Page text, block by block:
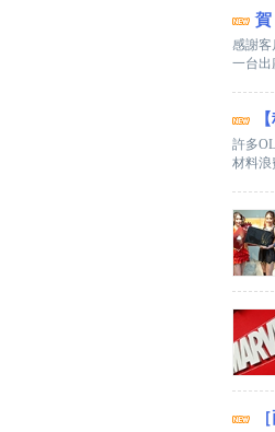
賀
感謝客
一台出
許多
材料浪